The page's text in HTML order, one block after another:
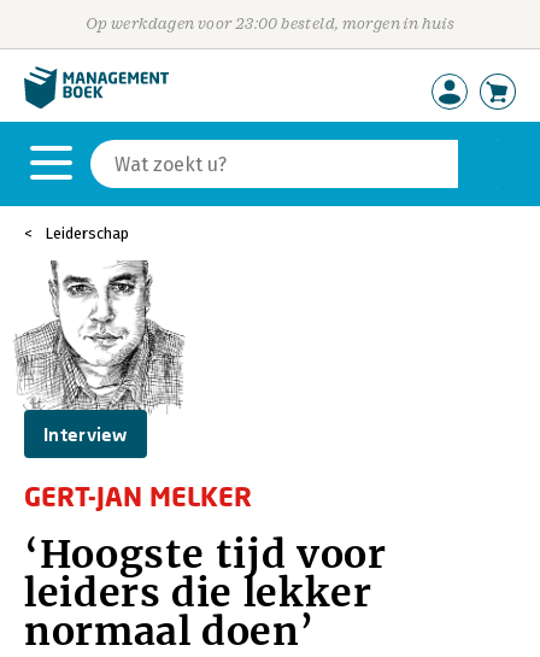
Op werkdagen voor 23:00 besteld, morgen in huis
Leiderschap
Interview
GERT-JAN MELKER
‘Hoogste tijd voor
leiders die lekker
normaal doen’